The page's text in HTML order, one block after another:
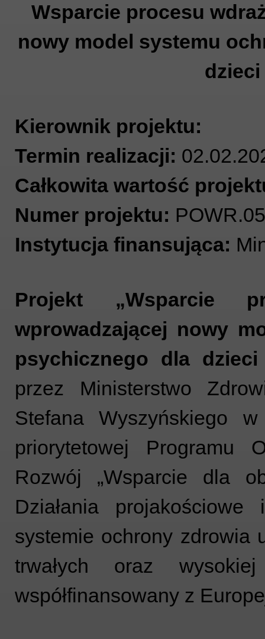
Wsparcie procesu
nowy model systemu
dzieci
Kierownik projektu:
Termin realizacji:
Całkowita wartość
Numer projektu:
Instytucja finansująca:
Projekt „Wsparcie
wprowadzającej nowy
psychicznego dla dzieci
przez Ministerstwo
Stefana Wyszyńskiego
priorytetowej Programu
Rozwój „Wsparcie dla
Działania
systemie ochrony zdrowia
trwałych oraz
współfinansowany z